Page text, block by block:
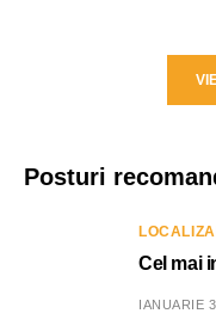
Posturi
Cel mai
IANUARIE